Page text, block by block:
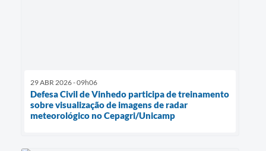
29 ABR 2026 - 09h06
Defesa Civil de Vinhedo participa de treinamento
sobre visualização de imagens de radar
meteorológico no Cepagri/Unicamp